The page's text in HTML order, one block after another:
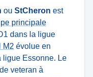
ou StCheron est
principale
dans la ligue
M2 évolue en
ligue Essonne. Le
veteran à